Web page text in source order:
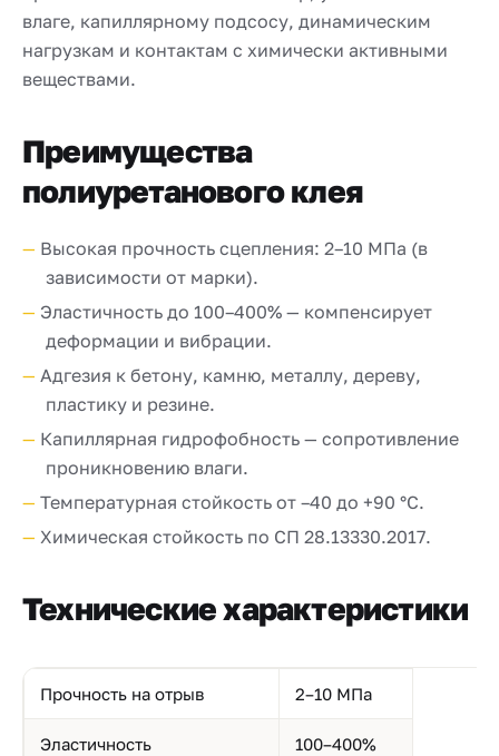
влаге, капиллярному подсосу, динамическим
нагрузкам и контактам с химически активными
веществами.
Преимущества
полиуретанового клея
Высокая прочность сцепления: 2–10 МПа (в
зависимости от марки).
Эластичность до 100–400% — компенсирует
деформации и вибрации.
Адгезия к бетону, камню, металлу, дереву,
пластику и резине.
Капиллярная гидрофобность — сопротивление
проникновению влаги.
Температурная стойкость от –40 до +90 °C.
Химическая стойкость по СП 28.13330.2017.
Технические характеристики
Прочность на отрыв 2–10 МПа
Эластичность 100–400%